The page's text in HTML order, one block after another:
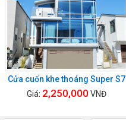
Cửa cuốn khe thoáng Super S7
Giá: 2,250,000 VNĐ